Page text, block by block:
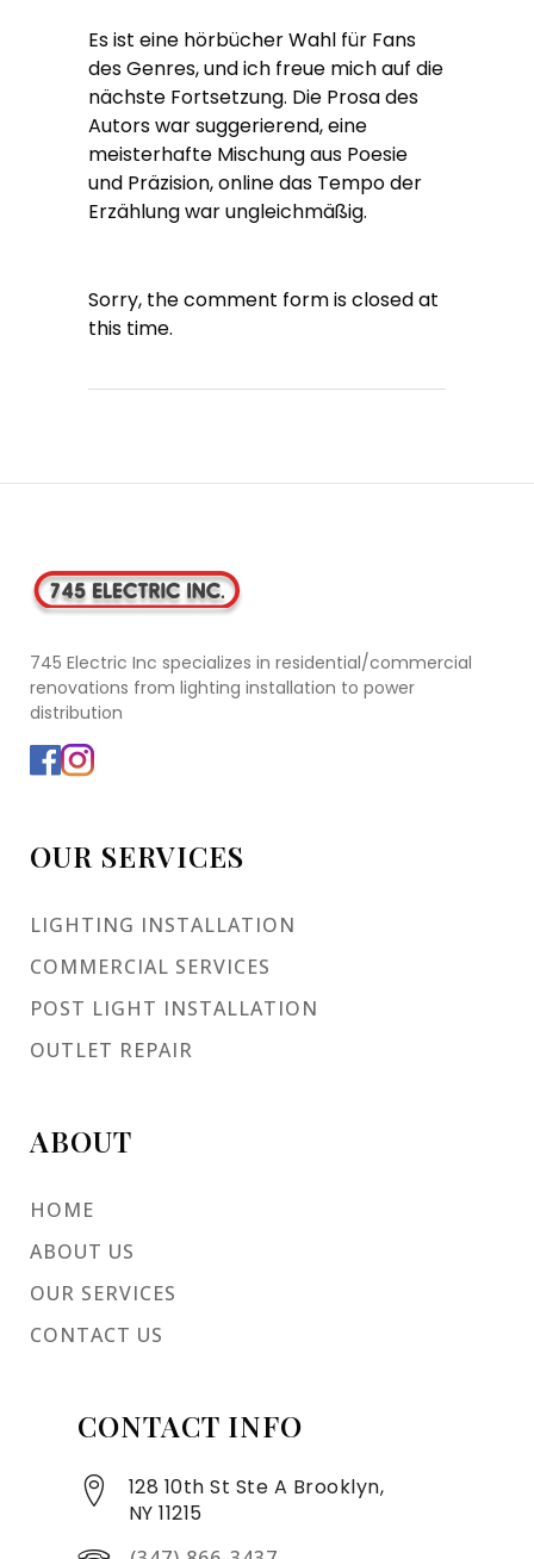
Es ist eine hörbücher Wahl für Fans
des Genres, und ich freue mich auf die
nächste Fortsetzung. Die Prosa des
Autors war suggerierend, eine
meisterhafte Mischung aus Poesie
und Präzision, online das Tempo der
Erzählung war ungleichmäßig.
Sorry, the comment form is closed at
this time.
745 Electric Inc specializes in residential/commercial
renovations from lighting installation to power
distribution
OUR SERVICES
LIGHTING INSTALLATION
COMMERCIAL SERVICES
POST LIGHT INSTALLATION
OUTLET REPAIR
ABOUT
HOME
ABOUT US
OUR SERVICES
CONTACT US
CONTACT INFO
128 10th St Ste A Brooklyn,
NY 11215